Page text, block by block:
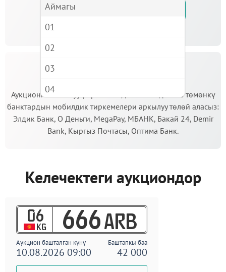
Аукционго катышуу үчүн кепилдик салымды Сиз төмөнкү
банктардын мобилдик тиркемелери аркылуу төлөй аласыз:
Элдик Банк, О Деньги, MegaPay, МБАНК, Бакай 24, Demir
Bank, Кыргыз Почтасы, Оптима Банк.
Келечектеги аукциондор
06
KG 666 ARB
Аукцион башталган күнү Баштапкы баа
10.08.2026 09:00 42 000
Аймагы
01
02
03
04
05
06